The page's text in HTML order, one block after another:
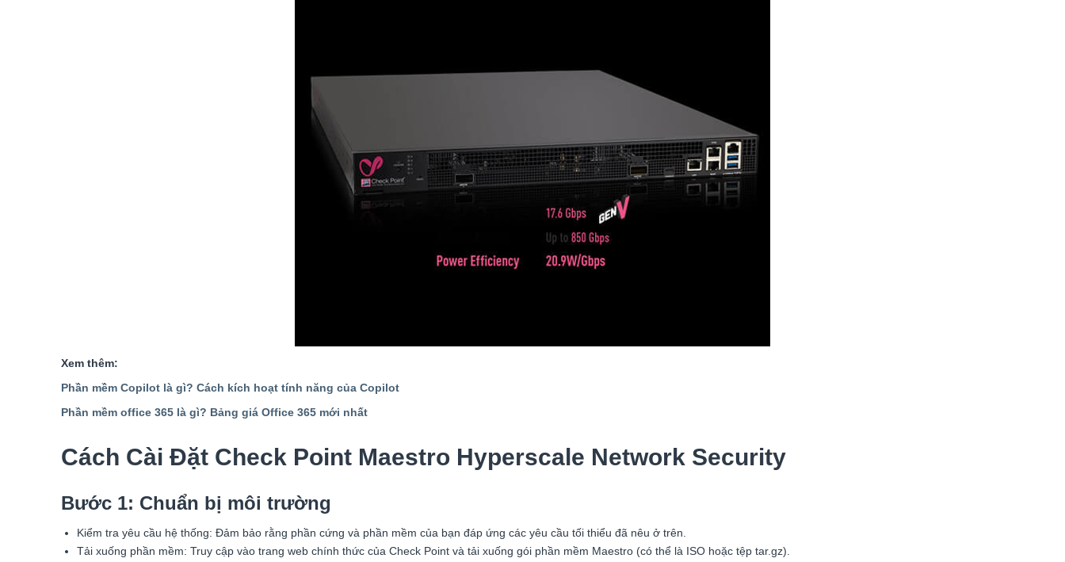
Xem thêm:
Phần mềm Copilot là gì? Cách kích hoạt tính năng của Copilot
Phần mềm office 365 là gì? Bảng giá Office 365 mới nhất
Cách Cài Đặt Check Point Maestro Hyperscale Network Security
Bước 1: Chuẩn bị môi trường
Kiểm tra yêu cầu hệ thống: Đảm bảo rằng phần cứng và phần mềm của bạn đáp ứng các yêu cầu tối thiểu đã nêu ở trên.
Tải xuống phần mềm: Truy cập vào trang web chính thức của Check Point và tải xuống gói phần mềm Maestro (có thể là ISO hoặc tệp tar.gz).